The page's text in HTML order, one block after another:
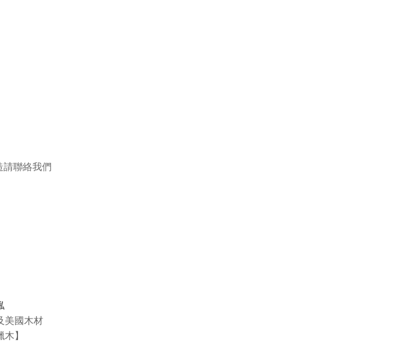
請聯絡我們
美國木材
】